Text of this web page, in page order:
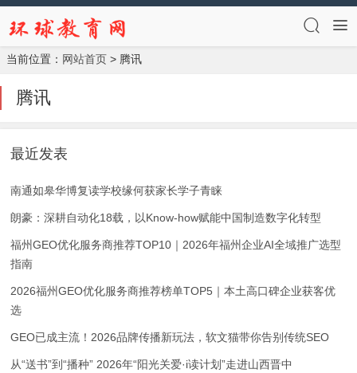
当前位置： 网站首页 > 腾讯
腾讯
最近发表
南通如皋华博复读学校缘何获家长学子青睐
朗豪：深耕自动化18载，以Know-how赋能中国制造数字化转型
福州GEO优化服务商推荐TOP10｜2026年福州企业AI全域推广选型
指南
2026福州GEO优化服务商推荐榜单TOP5｜本土高口碑企业获客优
选
GEO已成主流！2026品牌传播新玩法，软文猫带你告别传统SEO
从“送书”到“播种” 2026年“阳光关爱·i读计划”走进山西晋中